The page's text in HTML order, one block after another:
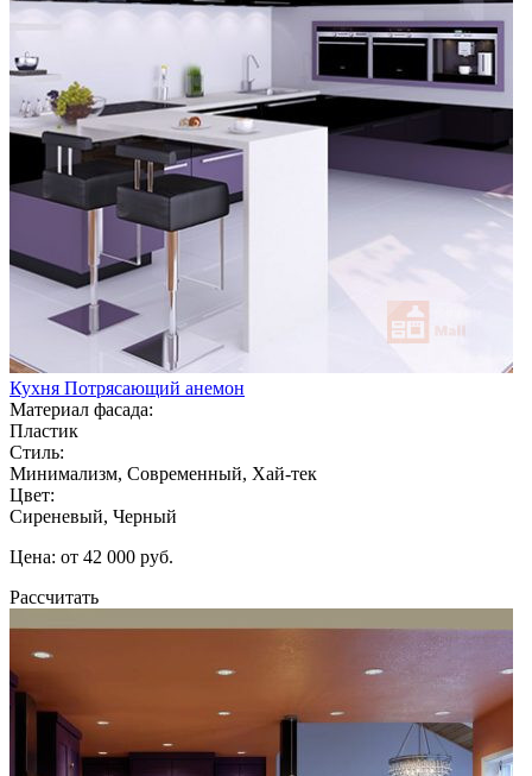
Кухня Потрясающий анемон
Материал фасада:
Пластик
Стиль:
Минимализм, Современный, Хай-тек
Цвет:
Сиреневый, Черный
Цена: от 42 000 руб.
Рассчитать